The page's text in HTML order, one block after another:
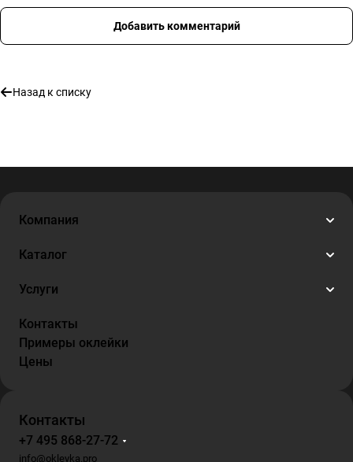
Добавить комментарий
Назад к списку
Компания
Каталог
Услуги
Контакты
Примеры оклейки
Цены
Контакты
+7 495 868-27-72
info@okleyka.pro